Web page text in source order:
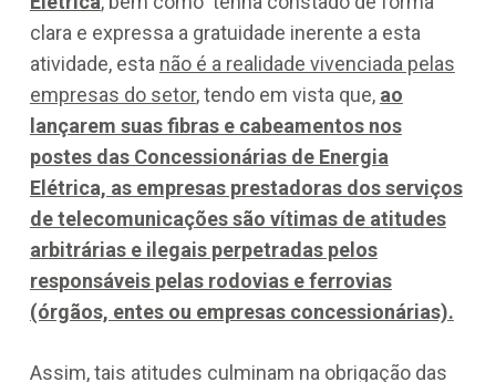
clara e expressa a gratuidade inerente a esta
atividade, esta não é a realidade vivenciada pelas
empresas do setor, tendo em vista que, ao
lançarem suas fibras e cabeamentos nos
postes das Concessionárias de Energia
Elétrica, as empresas prestadoras dos serviços
de telecomunicações são vítimas de atitudes
arbitrárias e ilegais perpetradas pelos
responsáveis pelas rodovias e ferrovias
(órgãos, entes ou empresas concessionárias).
Assim, tais atitudes culminam na obrigação das